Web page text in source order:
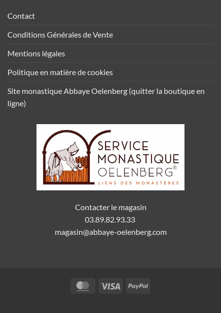
Contact
Conditions Générales de Vente
Mentions légales
Politique en matière de cookies
Site monastique Abbaye Oelenberg (quitter la boutique en
ligne)
Contacter le magasin
03.89.82.93.33
magasin@abbaye-oelenberg.com
MasterCardVisa PayPal